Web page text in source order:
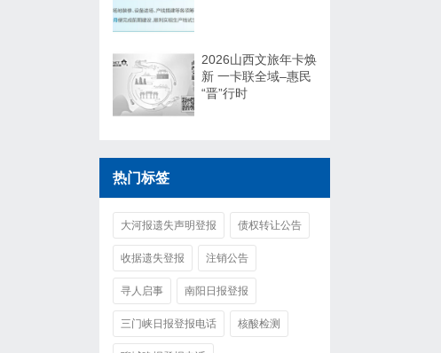
2026山西文旅年卡焕
新 一卡联全域–惠民
“晋”行时
热门标签
大河报遗失声明登报 债权转让公告
收据遗失登报 注销公告
寻人启事 南阳日报登报
三门峡日报登报电话 核酸检测